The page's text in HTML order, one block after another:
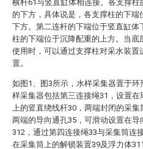
横杆61与竖直缸体相连接。各支撑
的下方，具体说是，各支撑柱的下端
下方。第二连杆的下端位于竖直缸体
柱的下端位于沉降配重的上方。当底
使用时，可以通过支撑柱对采水装置
置。
如图1、图3所示，水样采集器置于
样采集器包括第三连接绳31，设置
上的竖直绕线杆30，两端封闭的采集
两端的导向通孔35，可滑动设置在
312，通过第四连接绳33与采集筒连
在采集筒上的解锁装置39及浮力体